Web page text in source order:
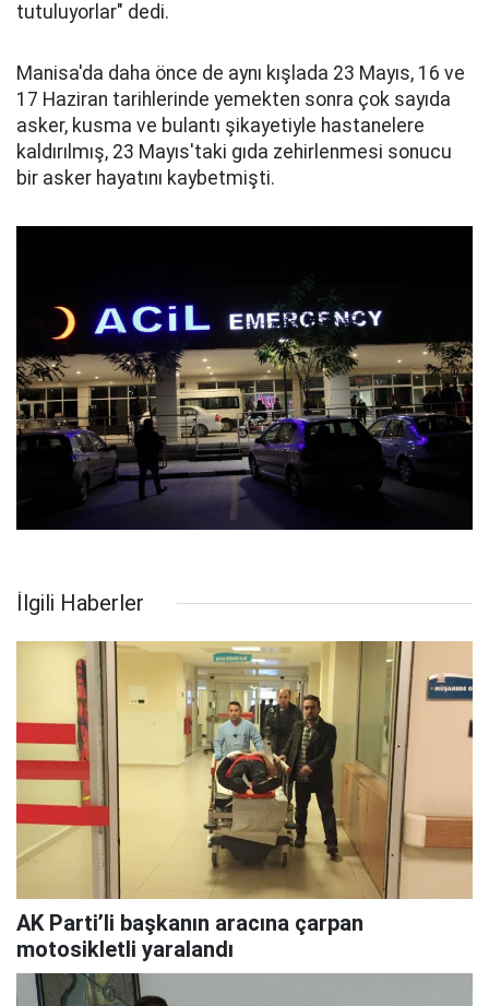
tutuluyorlar" dedi.
Manisa'da daha önce de aynı kışlada 23 Mayıs, 16 ve
17 Haziran tarihlerinde yemekten sonra çok sayıda
asker, kusma ve bulantı şikayetiyle hastanelere
kaldırılmış, 23 Mayıs'taki gıda zehirlenmesi sonucu
bir asker hayatını kaybetmişti.
İlgili Haberler
AK Parti’li başkanın aracına çarpan
motosikletli yaralandı